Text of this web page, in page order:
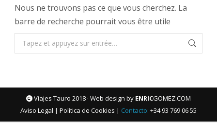
Nous ne trouvons pas ce que vous cherchez. La
barre de recherche pourrait vous être utile
Recherche
:
Viajes Tauro 2018 · Web design by ENRICGOMEZ.COM
Aviso Legal | Política de Cookies | Contacto: +34 93 769 06 55